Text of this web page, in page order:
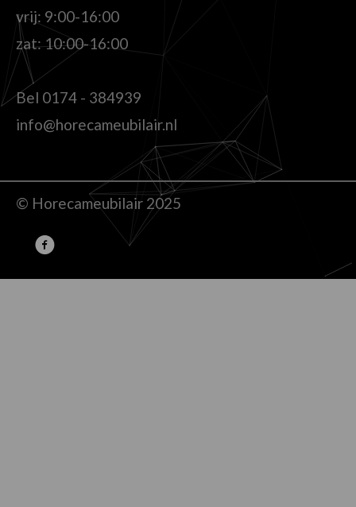
vrij: 9:00-16:00
zat: 10:00-16:00
Bel 0174 - 384939
info@horecameubilair.nl
© Horecameubilair 2025